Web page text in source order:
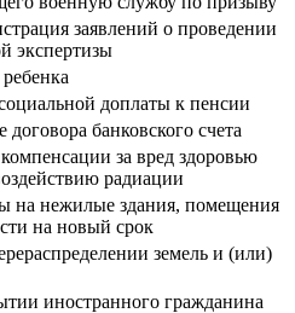
заявлений о проведении
экспертизы
доплаты к пенсии
банковского счета
за вред здоровью
радиации
на нежилые здания, помещения
на новый срок
земель и (или)
иностранного гражданина